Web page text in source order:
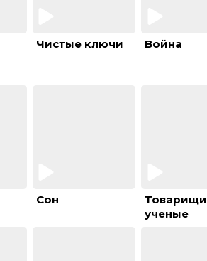
Чистые ключи Война
Сон
Товарищи
ученые